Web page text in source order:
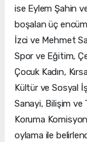
ise Eylem Şahin
boşalan üç
İzci ve Mehmet
Spor ve Eğitim,
Çocuk Kadın,
Kültür ve Sosyal
Sanayi, Bilişim ve
Koruma
oylama ile